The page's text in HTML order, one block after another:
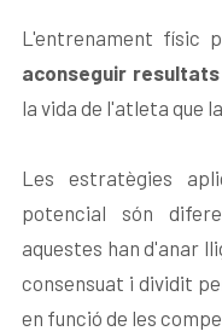
L'entrenament físic
aconseguir
la vida de l'atleta que
Les estratègies
potencial són
aquestes han d'anar
consensuat i dividit
en funció de les